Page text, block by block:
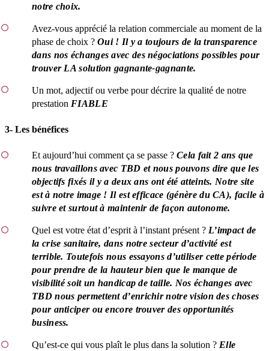
notre choix.
Avez-vous apprécié la relation commerciale au moment de la
phase de choix ? Oui ! Il y a toujours de la transparence
dans nos échanges avec des négociations possibles pour
trouver LA solution gagnante-gagnante.
Un mot, adjectif ou verbe pour décrire la qualité de notre
prestation FIABLE
3- Les bénéfices
Et aujourd’hui comment ça se passe ? Cela fait 2 ans que
nous travaillons avec TBD et nous pouvons dire que les
objectifs fixés il y a deux ans ont été atteints. Notre site
est à notre image ! Il est efficace (génère du CA), facile à
suivre et surtout à maintenir de façon autonome.
Quel est votre état d’esprit à l’instant présent ? L’impact de
la crise sanitaire, dans notre secteur d’activité est
terrible. Toutefois nous essayons d’utiliser cette période
pour prendre de la hauteur bien que le manque de
visibilité soit un handicap de taille. Nos échanges avec
TBD nous permettent d’enrichir notre vision des choses
pour anticiper ou encore trouver des opportunités
business.
Qu’est-ce qui vous plaît le plus dans la solution ? Elle